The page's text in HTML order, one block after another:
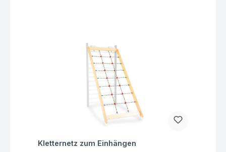
Fragen zum Artikel
Kletternetz zum Einhängen